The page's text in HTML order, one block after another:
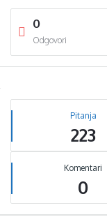
0
Odgovori
Sidebar
Stats Pitanja
223
Komentari
0